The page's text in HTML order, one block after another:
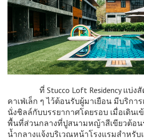
ที่ Stucco Loft Residency แบ่
คาเฟ่เล็ก ๆ ไว้ต้อนรับผู้มาเยือน มีบริกา
นั่งชิลล์กับบรรยากาศโดยรอบ เมื่อเดิน
พื้นที่ส่วนกลางที่ปูสนามหญ้าสีเขียวต้อน
น้ำกลางแจ้งบริเวณหน้าโรงแรมสำหรั